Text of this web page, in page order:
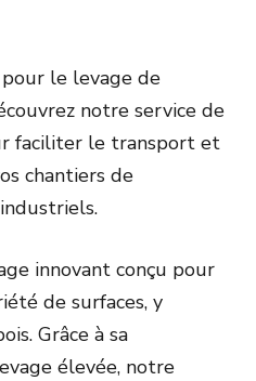
le levage de
notre service de
faciliter le transport et
chantiers de
innovant conçu pour
de surfaces, y
Grâce à sa
élevée, notre